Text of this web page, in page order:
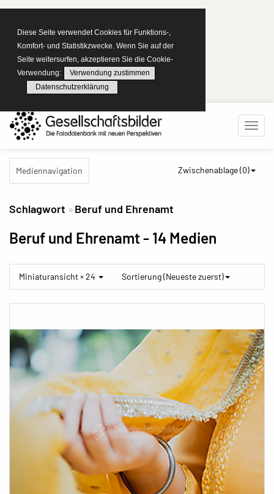
Diese Seite verwendet Cookies für Funktions-,
Komfort- und Statistikzwecke. Wenn Sie auf der
Seite weitersurfen, akzeptieren Sie die Cookie-
Verwendung:
Verwendung zustimmen
Datenschutzerklärung
Mediennavigation Zwischenablage (0)
Schlagwort Beruf und Ehrenamt
Beruf und Ehrenamt- 14 Medien
Miniaturansicht × 24 Sortierung (Neueste zuerst)